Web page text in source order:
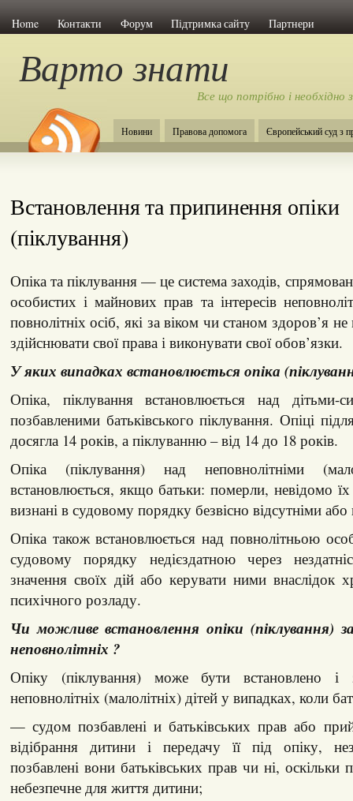
Home Контакти Форум Підтримка сайту Партнери
Варто знати
Все що потрібно і
Новини Правова допомога Європейський суд з
Встановлення та припинення опіки
(піклування)
Опіка та піклування — це система заходів,
особистих і майнових прав та інтересів
повнолітніх осіб, які за віком чи станом здоров’я
здійснювати свої права і виконувати свої обов’язки.
У яких випадках встановлюється опіка
Опіка, піклування встановлюється над дітьми-
позбавленими батьківського піклування. Опіці
досягла 14 років, а піклуванню – від 14 до 18 років.
Опіка (піклування) над неповнолітніми
встановлюється, якщо батьки: померли, невідомо
визнані в судовому порядку безвісно відсутніми
Опіка також встановлюється над повнолітньою
судовому порядку недієздатною через
значення своїх дій або керувати ними внаслідок
психічного розладу.
Чи можливе встановлення опіки (піклування)
неповнолітніх ?
Опіку (піклування) може бути встановлено і
неповнолітніх (малолітніх) дітей у випадках, коли
— судом позбавлені и батьківських прав або
відібрання дитини і передачу її під опіку,
позбавлені вони батьківських прав чи ні, оскільки
небезпечне для життя дитини;